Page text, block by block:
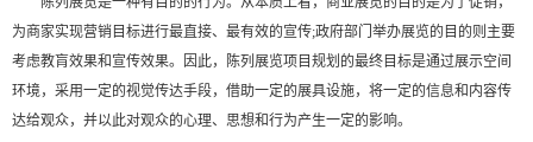
为商家实现营销目标进行最直接、最有效的宣传;政府部门举办展览的目的则主要
考虑教肓效果和宣传效果。因此，陈列展览项目规划的最终目标是通过展示空间
环境，采用一定的视觉传达手段，借助一定的展具设施，将一定的信息和内容传
达给观众，并以此对观众的心理、思想和行为产生一定的影响。